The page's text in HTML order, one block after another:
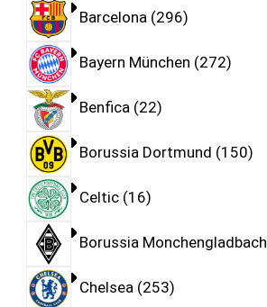
Barcelona 296
Bayern München 272
Benfica 22
Borussia Dortmund 150
Celtic 16
Borussia Monchengladbach
Chelsea 253